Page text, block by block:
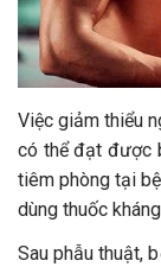
Việc giảm thiểu
có thể đạt được
tiêm phòng tại
dùng thuốc
Sau phẫu thuật,